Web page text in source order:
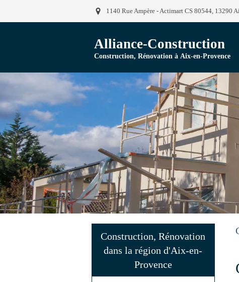
1140 Rue Ampère - Actimart CS 80544, 13290
Alliance-Construction
Construction, Rénovation à Aix-en-Provence
Construction, Rénovation
dans la région d'Aix-en-
Provence